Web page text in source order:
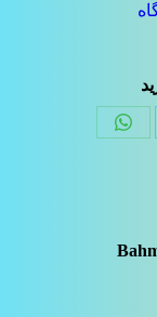
Share